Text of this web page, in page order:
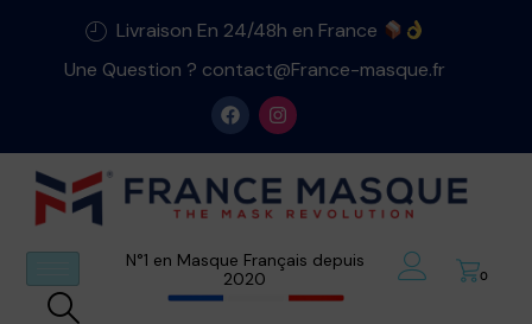
Livraison En 24/48h en France
Une Question ? contact@France-masque.fr
N°1 en Masque Français depuis
2020
0